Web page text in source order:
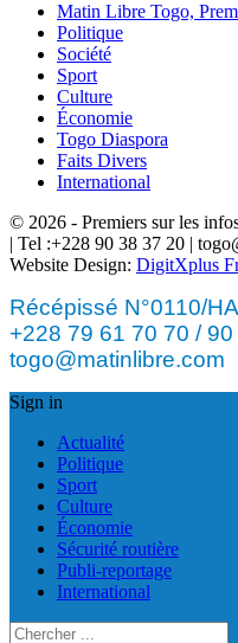
Matin Libre Togo,
Politique
Société
Sport
Culture
Économie
Togo Diaspora
Faits Divers
International
© 2026 - Premiers sur les
| Tel :+228 90 38 37 20 |
Website Design: DigitXplus
Récépissé N°0110/
+228 79 61 70 70 /
togo@matinlibre.com
Sign in
Actualité
Politique
Sport
Culture
Économie
Sécurité routière
Publi-reportage
International